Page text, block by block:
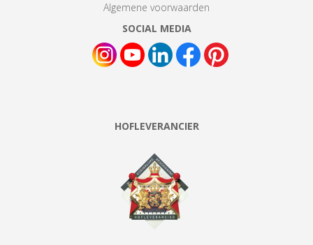
Algemene voorwaarden
SOCIAL MEDIA
HOFLEVERANCIER